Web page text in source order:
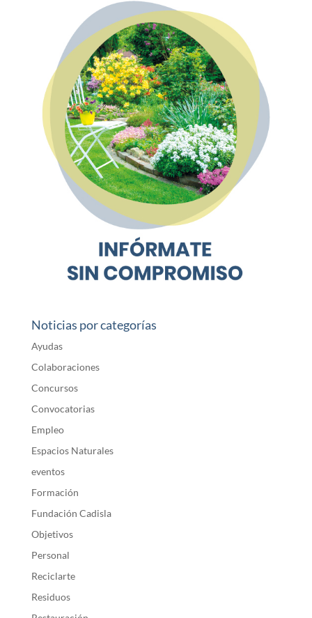
Noticias por categorías
Ayudas
Colaboraciones
Concursos
Convocatorias
Empleo
Espacios Naturales
eventos
Formación
Fundación Cadisla
Objetivos
Personal
Reciclarte
Residuos